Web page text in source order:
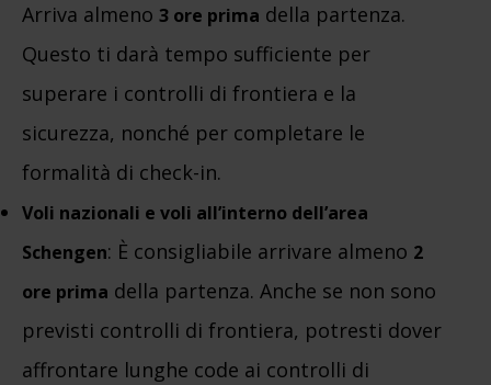
Arriva almeno 3 ore prima della partenza.
Questo ti darà tempo sufficiente per
superare i controlli di frontiera e la
sicurezza, nonché per completare le
formalità di check-in.
Voli nazionali e voli all’interno dell’area
Schengen: È consigliabile arrivare almeno 2
ore prima della partenza. Anche se non sono
previsti controlli di frontiera, potresti dover
affrontare lunghe code ai controlli di